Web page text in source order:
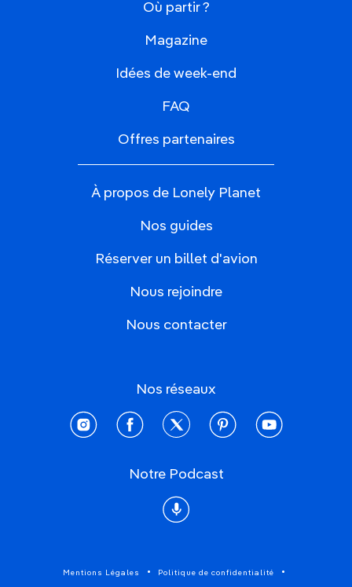
Où partir ?
Magazine
Idées de week-end
FAQ
Offres partenaires
À propos de Lonely Planet
Nos guides
Réserver un billet d'avion
Nous rejoindre
Nous contacter
Nos réseaux
instagramfacebooktwitter pinterestyoutube
Notre Podcast
Podcast
Mentions Légales Politique de confidentialité